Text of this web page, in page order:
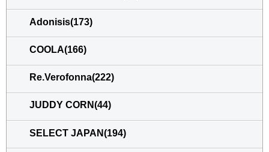
Adonisis(173)
COOLA(166)
Re.Verofonna(222)
JUDDY CORN(44)
SELECT JAPAN(194)